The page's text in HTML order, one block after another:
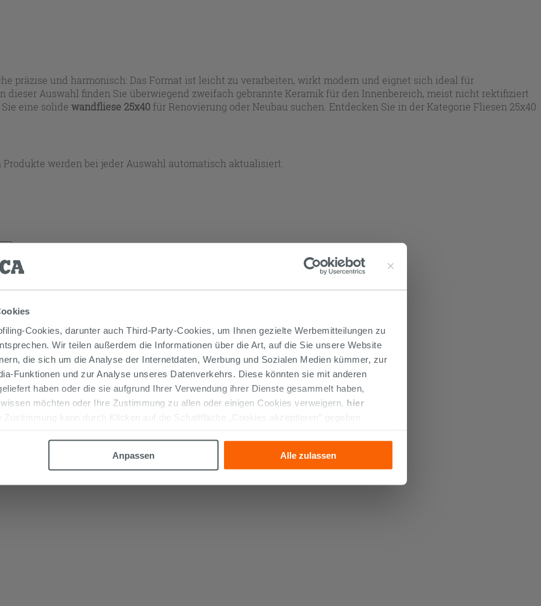
Cookies, darunter auch Third-Party-Cookies, um Ihnen gezielte Werbemitteilungen zu
Wir teilen außerdem die Informationen über die Art, auf die Sie unsere Website
die sich um die Analyse der Internetdaten, Werbung und Sozialen Medien kümmer, zur
Funktionen und zur Analyse unseres Datenverkehrs. Diese könnten sie mit anderen
haben oder die sie aufgrund Ihrer Verwendung ihrer Dienste gesammelt haben,
möchten oder Ihre Zustimmung zu allen oder einigen Cookies verweigern, hier
Zustimmung kann durch Klicken auf die Schaltfläche „Cookies akzeptieren“ gegeben
Anpassen
Alle zulassen
präzise und harmonisch: Das Format ist leicht zu verarbeiten, wirkt modern und eignet sich ideal für
dieser Auswahl finden Sie überwiegend zweifach gebrannte Keramik für den Innenbereich, meist nicht rektifiziert
eine solide wandfliese 25x40 für Renovierung oder Neubau suchen. Entdecken Sie in der Kategorie Fliesen 25x40
werden bei jeder Auswahl automatisch aktualisiert.